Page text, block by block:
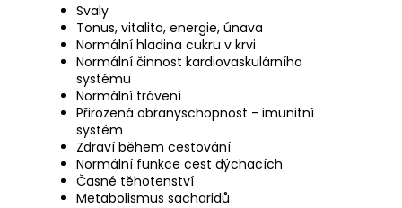
Svaly
Tonus, vitalita, energie, únava
Normální hladina cukru v krvi
Normální činnost kardiovaskulárního
systému
Normální trávení
Přirozená obranyschopnost - imunitní
systém
Zdraví během cestování
Normální funkce cest dýchacích
Časné těhotenství
Metabolismus sacharidů